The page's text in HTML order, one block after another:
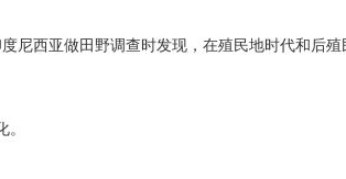
尼西亚做田野调查时发现，在殖民地时代和